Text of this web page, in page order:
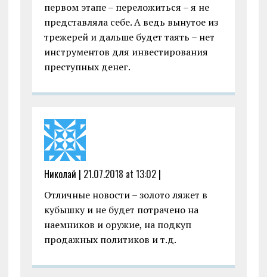
первом этапе – переложиться – я не
представляла себе. А ведь вынутое из
трежерей и дальше будет таять – нет
инструментов для инвестирования
преступных денег.
Николай | 21.07.2018 at 13:02|
Отличные новости – золото ляжет в
кубышку и не будет потрачено на
наемников и оружие, на подкуп
продажных политиков и т.д.